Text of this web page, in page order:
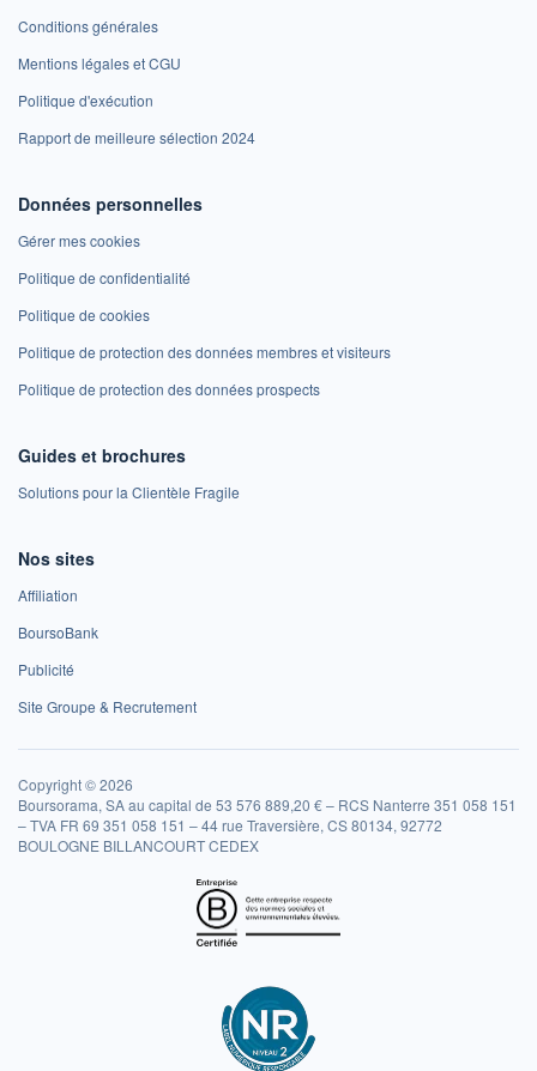
Conditions générales
Mentions légales et CGU
Politique d'exécution
Rapport de meilleure sélection 2024
Données personnelles
Gérer mes cookies
Politique de confidentialité
Politique de cookies
Politique de protection des données membres et visiteurs
Politique de protection des données prospects
Guides et brochures
Solutions pour la Clientèle Fragile
Nos sites
Affiliation
BoursoBank
Publicité
Site Groupe & Recrutement
Copyright © 2026
Boursorama, SA au capital de 53 576 889,20 € – RCS Nanterre 351 058 151
– TVA FR 69 351 058 151 – 44 rue Traversière, CS 80134, 92772
BOULOGNE BILLANCOURT CEDEX